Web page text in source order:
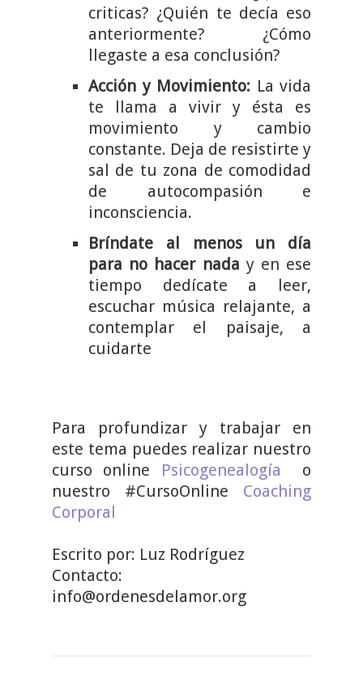
criticas? ¿Quién te decía eso
anteriormente? ¿Cómo
llegaste a esa conclusión?
Acción y Movimiento: La vida
te llama a vivir y ésta es
movimiento y cambio
constante. Deja de resistirte y
sal de tu zona de comodidad
de autocompasión e
inconsciencia.
Bríndate al menos un día
para no hacer nada y en ese
tiempo dedícate a leer,
escuchar música relajante, a
contemplar el paisaje, a
cuidarte
Para profundizar y trabajar en
este tema puedes realizar nuestro
curso online
Psicogenealogía o
nuestro #CursoOnline Coaching
Corporal
Escrito por: Luz Rodríguez
Contacto:
info@ordenesdelamor.org